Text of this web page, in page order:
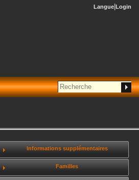
Langue Login
Informations supplémentaires
Familles